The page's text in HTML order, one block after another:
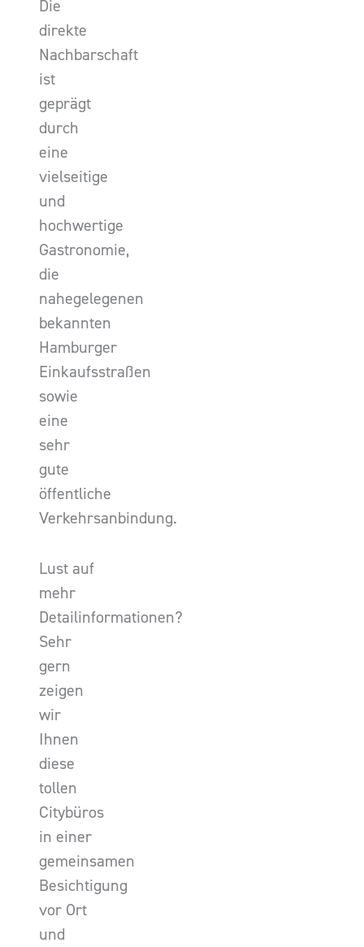
Die
direkte
Nachbarschaft
ist
geprägt
durch
eine
vielseitige
und
hochwertige
Gastronomie,
die
nahegelegenen
bekannten
Hamburger
Einkaufsstraßen
sowie
eine
sehr
gute
öffentliche
Verkehrsanbindung.
Lust auf
mehr
Detailinformationen?
Sehr
gern
zeigen
wir
Ihnen
diese
tollen
Citybüros
in einer
gemeinsamen
Besichtigung
vor Ort
und